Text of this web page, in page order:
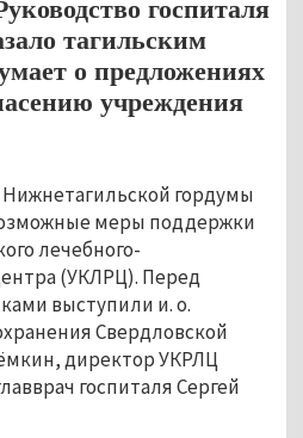
госпиталя
тагильским
о предложениях
учреждения
Нижнетагильской гордумы
меры поддержки
лечебного-
(УКЛРЦ). Перед
выступили и. о.
Свердловской
директор УКРЛЦ
госпиталя Сергей